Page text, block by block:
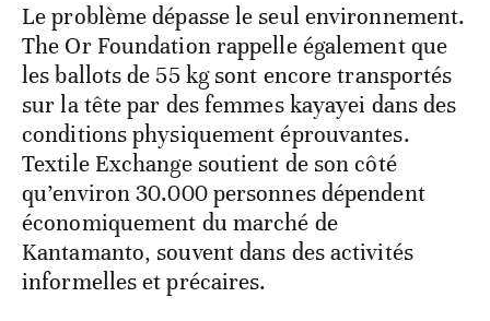
Le problème dépasse le seul environnement.
The Or Foundation rappelle également que
les ballots de 55 kg sont encore transportés
sur la tête par des femmes kayayei dans des
conditions physiquement éprouvantes.
Textile Exchange soutient de son côté
qu’environ 30.000 personnes dépendent
économiquement du marché de
Kantamanto, souvent dans des activités
informelles et précaires.